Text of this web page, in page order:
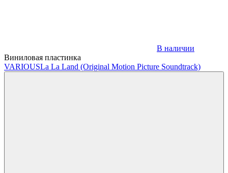
В наличии
Виниловая пластинка
VARIOUSLa La Land (Original Motion Picture Soundtrack)